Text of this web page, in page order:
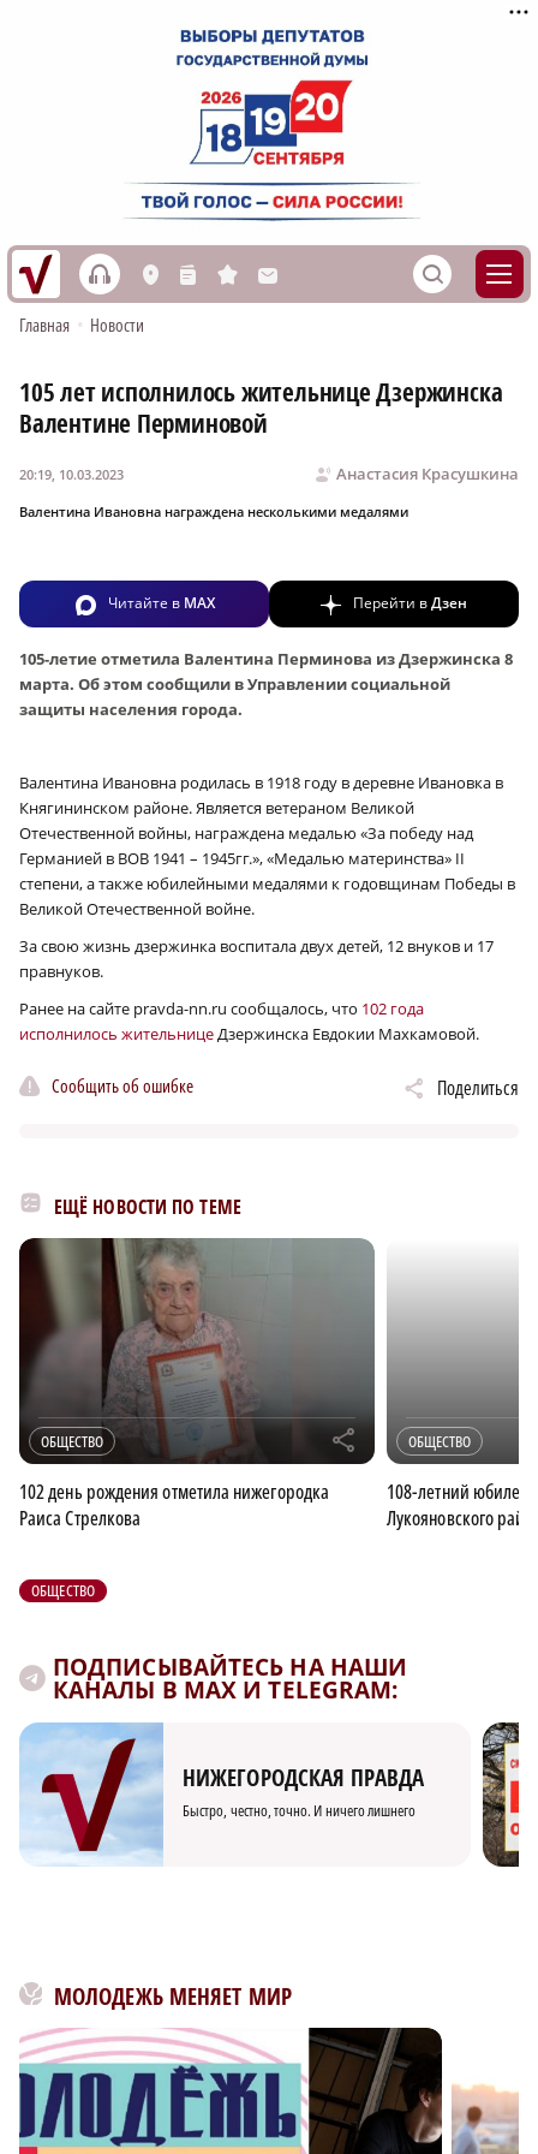
h L n s M S
Главная • Новости
105 лет исполнилось жительнице Дзержинска
Валентине Перминовой
Анастасия Красушкина
20:19, 10.03.2023
Валентина Ивановна награждена несколькими медалями
Читайте в MAX Перейти вДзен
105-летие отметила Валентина Перминова из Дзержинска 8
марта. Об этом сообщили в Управлении социальной
защиты населения города.
Валентина Ивановна родилась в 1918 году в деревне Ивановка в
Княгининском районе. Является ветераном Великой
Отечественной войны, награждена медалью «За победу над
Германией в ВОВ 1941 – 1945гг.», «Медалью материнства» II
степени, а также юбилейными медалями к годовщинам Победы в
Великой Отечественной войне.
За свою жизнь дзержинка воспитала двух детей, 12 внуков и 17
правнуков.
Ранее на сайте pravda-nn.ru сообщалось, что 102 года
исполнилось жительнице Дзержинска Евдокии Махкамовой.
Сообщить об ошибке Поделиться
ЕЩЁ НОВОСТИ ПО ТЕМЕ
ОБЩЕСТВО r
102 день рождения отметила нижегородка
Раиса Стрелкова
ОБЩЕСТВО
108-летний юбилей
Лукояновского
ОБЩЕСТВО
ПОДПИСЫВАЙТЕСЬ НА НАШИ
КАНАЛЫ В MAX И TELEGRAM:
НИЖЕГОРОДСКАЯ ПРАВДА
Быстро, честно, точно. И ничего лишнего
МОЛОДЕЖЬ МЕНЯЕТ МИР